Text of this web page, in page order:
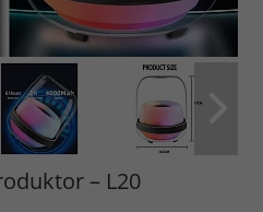
– L20